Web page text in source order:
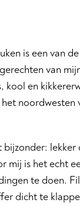
is een van
van
kool en
noordwesten
bijzonder:
mij is het echt
te doen.
dicht te